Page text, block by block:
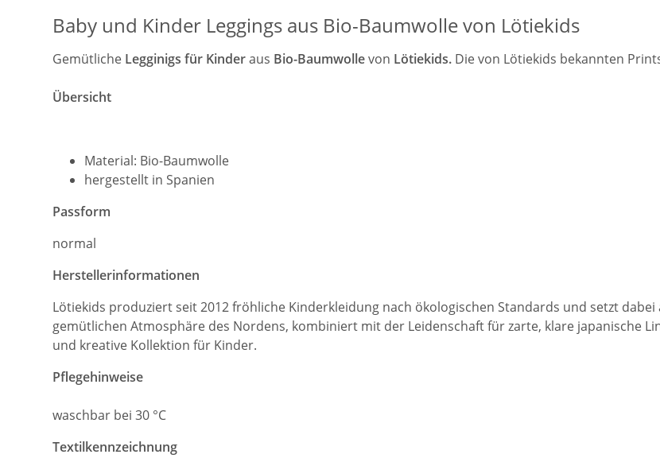
Baby und Kinder Leggings aus Bio-Baumwolle von Lötiekids
Gemütliche Legginigs für Kinderaus Bio-Baumwollevon Lötiekids. Die von Lötiekids bekannten
Übersicht
Material: Bio-Baumwolle
hergestellt in Spanien
Passform
normal
Herstellerinformationen
Lötiekids produziert seit 2012 fröhliche Kinderkleidung nach ökologischen Standards und setzt
gemütlichen Atmosphäre des Nordens, kombiniert mit der Leidenschaft für zarte, klare japanische
und kreative Kollektion für Kinder.
Pflegehinweise
waschbar bei 30 °C
Textilkennzeichnung